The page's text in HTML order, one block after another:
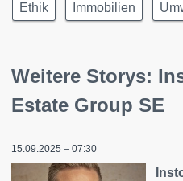
Ethik Immobilien
Weitere Storys:
Estate Group SE
15.09.2025 – 07:30